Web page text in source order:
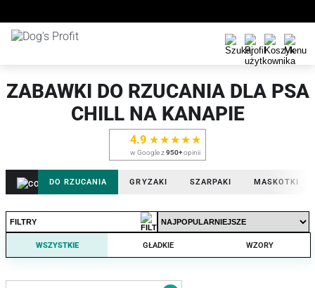
ZABAWKI DO RZUCANIA DLA PSA
CHILL NA KANAPIE
4.9 ★★★★★
w Google z950+opinii
DO RZUCANIA GRYZAKI SZARPAKI MASKOTKI
FILTRY
WSZYSTKIE GŁADKIE WZORY